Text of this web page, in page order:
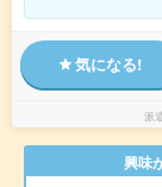
気になる!
派
興味